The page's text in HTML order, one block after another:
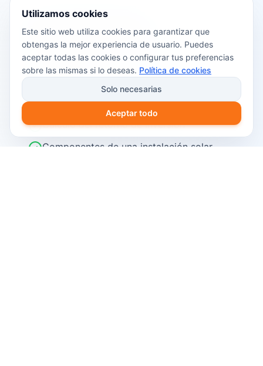
📖 Contenido de la guía:
Cómo funciona el autoconsumo
fotovoltaico
Ayudas y subvenciones disponibles en
2026
Cálculo del retorno de inversión
Componentes de una instalación solar
Utilizamos cookies
Este sitio web utiliza cookies para garantizar que
obtengas la mejor experiencia de usuario. Puedes
aceptar todas las cookies o configurar tus preferencias
sobre las mismas si lo deseas. Política de cookies
Solo necesarias
Aceptar todo